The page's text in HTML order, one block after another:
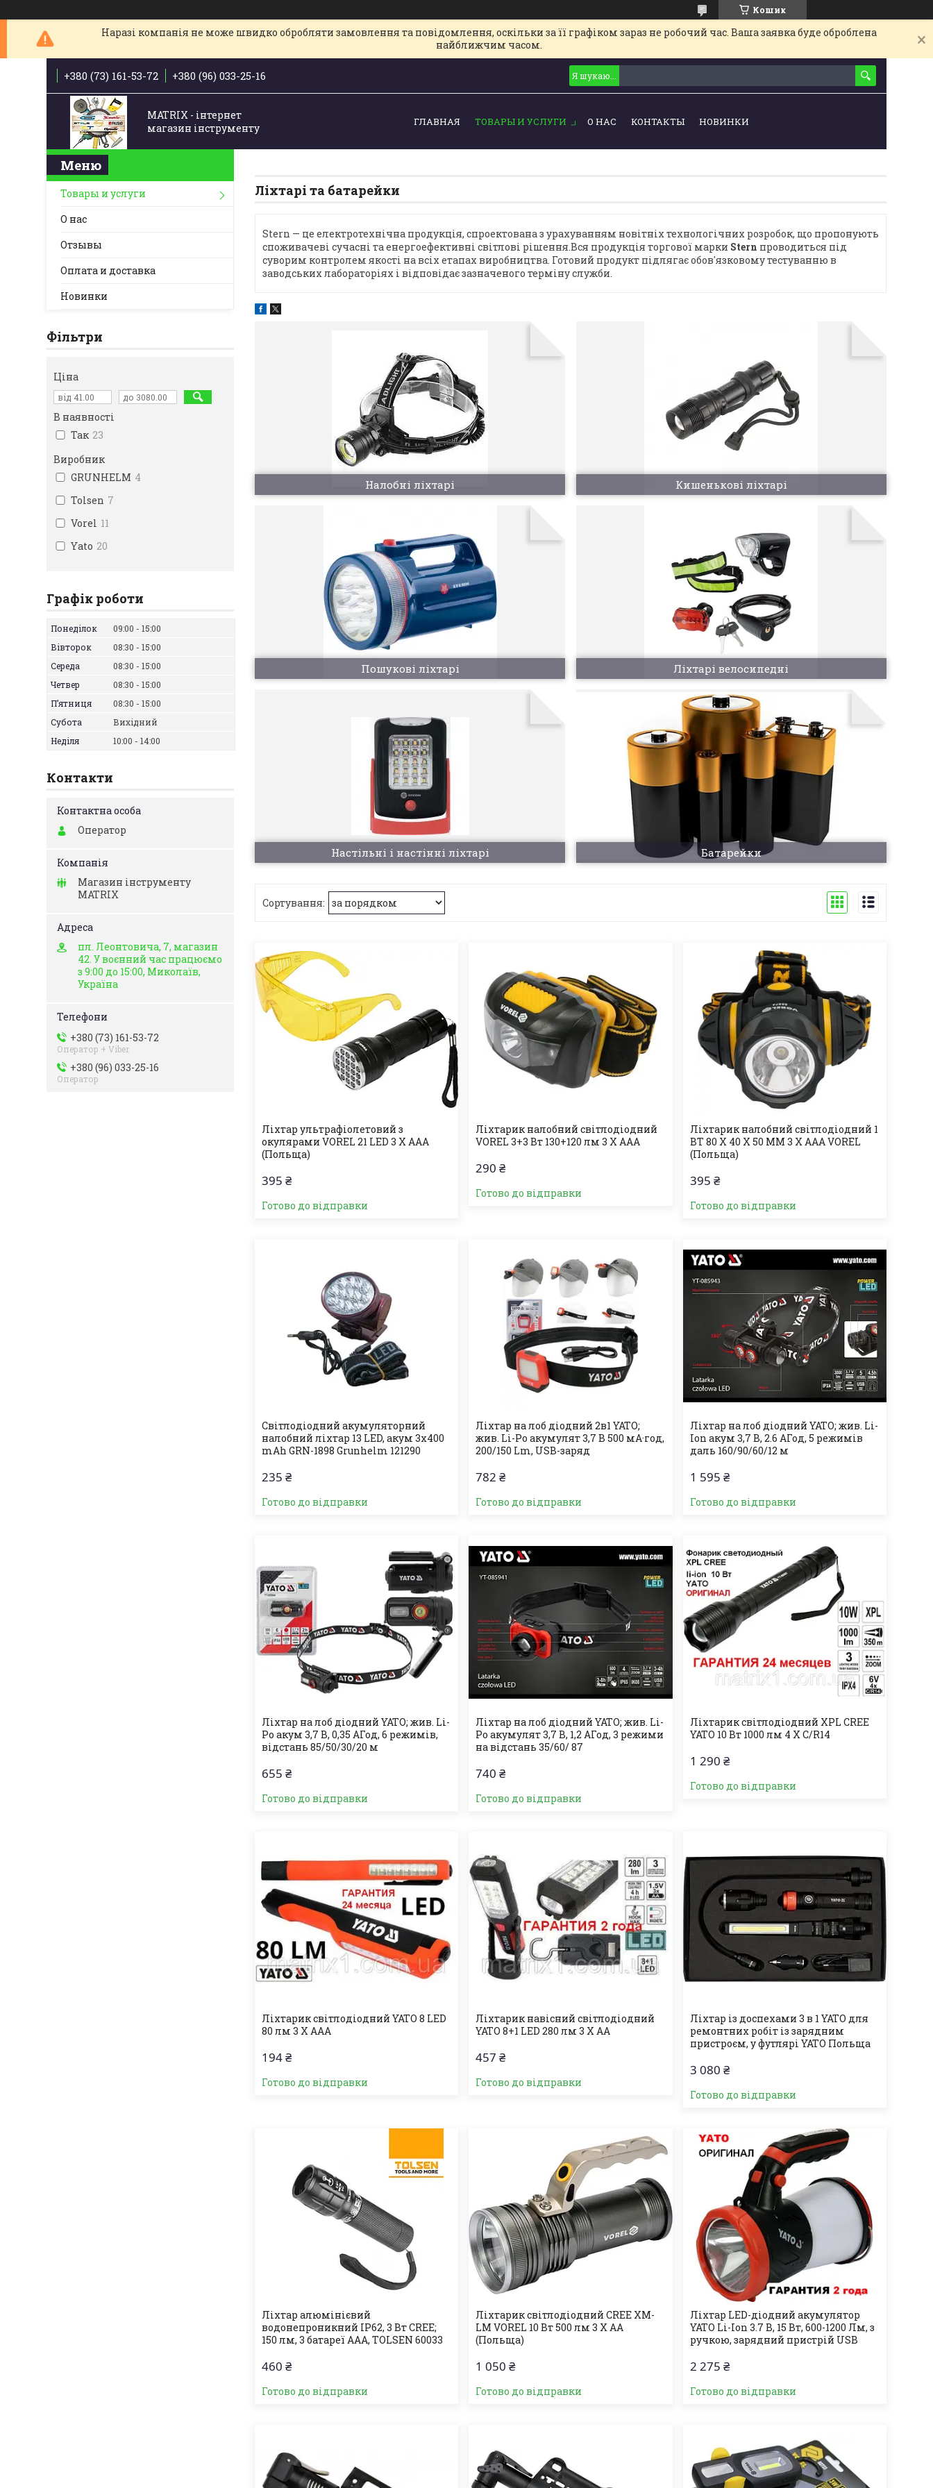
Кошик
Наразі компанія не може швидко обробляти замовлення та повідомлення, оскільки за її графіком зараз не робочий час. Ваша заявка буде оброблена
найближчим часом.
+380 (73) 161-53-72 +380 (96) 033-25-16
MATRIX - інтернет
магазин інструменту
ГЛАВНАЯ ТОВАРЫ И УСЛУГИ О НАС КОНТАКТЫ НОВИНКИ
Ліхтарі та батарейки
Stern — це електротехнічна продукція, спроектована з урахуванням новітніх технологічних розробок, що пропонують
споживачеві сучасні та енергоефективні світлові рішення.Вся продукція торгової марки Stern проводиться під
суворим контролем якості на всіх етапах виробництва. Готовий продукт підлягає обов'язковому тестуванню в
заводських лабораторіях і відповідає зазначеного терміну служби.
Налобні ліхтарі Кишенькові ліхтарі
Пошукові ліхтарі Ліхтарі велосипедні
Настільні і настінні ліхтарі Батарейки
Ліхтар ультрафіолетовий з
окулярами VOREL 21 LED 3 X AAA
(Польща)
395 ₴
Готово до відправки
Ліхтарик налобний світлодіодний
VOREL 3+3 Вт 130+120 лм 3 X ААА
290 ₴
Готово до відправки
Ліхтарик налобний світлодіодний 1
ВТ 80 X 40 X 50 ММ 3 X ААА VOREL
(Польща)
395 ₴
Готово до відправки
Світлодіодний акумуляторний
налобний ліхтар 13 LED, акум 3х400
mAh GRN-1898 Grunhelm 121290
235 ₴
Готово до відправки
Ліхтар на лоб діодний 2в1 YATO;
жив. Li-Po акумулят 3,7 В 500 мА·год,
200/150 Lm, USB-заряд
782 ₴
Готово до відправки
Ліхтар на лоб діодний YATO; жив. Li-
Ion акум 3,7 В, 2.6 АГод, 5 режимів
даль 160/90/60/12 м
1 595 ₴
Готово до відправки
Ліхтар на лоб діодний YATO; жив. Li-
Po акум 3,7 В, 0,35 АГод, 6 режимів,
відстань 85/50/30/20 м
655 ₴
Готово до відправки
Ліхтар на лоб діодний YATO; жив. Li-
Po акумулят 3,7 В, 1,2 АГод, 3 режими
на відстань 35/60/ 87
740 ₴
Готово до відправки
Ліхтарик світлодіодний XPL CREE
YATO 10 Вт 1000 лм 4 Х С/R14
1 290 ₴
Готово до відправки
Ліхтарик світлодіодний YATO 8 LED
80 лм 3 X ААА
194 ₴
Готово до відправки
Ліхтарик навісний світлодіодний
YATO 8+1 LED 280 лм 3 X АА
457 ₴
Готово до відправки
Ліхтар із доспехами 3 в 1 YATO для
ремонтних робіт із зарядним
пристроєм, у футлярі YATO Польща
3 080 ₴
Готово до відправки
Ліхтар алюмінієвий
водонепроникний IP62, 3 Вт CREE;
150 лм, 3 батареї AАA, TOLSEN 60033
460 ₴
Готово до відправки
Ліхтарик світлодіодний CREE XM-
LM VOREL 10 Вт 500 лм 3 X АА
(Польща)
1 050 ₴
Готово до відправки
Ліхтар LED-діодний акумулятор
YATO Li-Ion 3.7 В, 15 Вт, 600-1200 Лм, з
ручкою, зарядний пристрій USB
2 275 ₴
Готово до відправки
Товары и услуги
О нас
Отзывы
Оплата и доставка
Новинки
Фільтри
Ціна
В наявності
Так 23
Виробник
GRUNHELM 4
Tolsen 7
Vorel 11
Yato 20
Графік роботи
Понеділок 09:00
15:00
Вівторок
08:30
15:00
Середа
08:30
15:00
Четвер
08:30
15:00
Пʼятниця
08:30
15:00
Субота
Вихідний
Неділя
10:00 14:00
Контакти
Оператор
Магазин інструменту
MATRIX
пл. Леонтовича, 7, магазин
42. У воєнний час працюємо
з 9:00 до 15:00, Миколаїв,
Україна
+380 (73) 161-53-72
Оператор + Viber
+380 (96) 033-25-16
Оператор